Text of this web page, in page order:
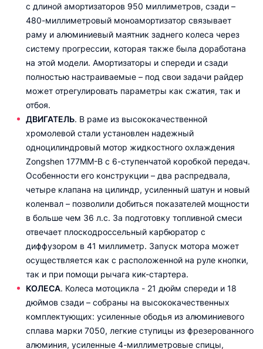
с длиной амортизаторов 950 миллиметров, сзади –
480-миллиметровый моноамортизатор связывает
раму и алюминиевый маятник заднего колеса через
систему прогрессии, которая также была доработана
на этой модели. Амортизаторы и спереди и сзади
полностью настраиваемые – под свои задачи райдер
может отрегулировать параметры как сжатия, так и
отбоя.
ДВИГАТЕЛЬ. В раме из высококачественной
хромолевой стали установлен надежный
одноцилиндровый мотор жидкостного охлаждения
Zongshen 177MM-B с 6-ступенчатой коробкой передач.
Особенности его конструкции – два распредвала,
четыре клапана на цилиндр, усиленный шатун и новый
коленвал – позволили добиться показателей мощности
в больше чем 36 л.с. За подготовку топливной смеси
отвечает плоскодроссельный карбюратор с
диффузором в 41 миллиметр. Запуск мотора может
осуществляется как с расположенной на руле кнопки,
так и при помощи рычага кик-стартера.
КОЛЕСА. Колеса мотоцикла - 21 дюйм спереди и 18
дюймов сзади – собраны на высококачественных
комплектующих: усиленные ободья из алюминиевого
сплава марки 7050, легкие ступицы из фрезерованного
алюминия, усиленные 4-миллиметровые спицы,